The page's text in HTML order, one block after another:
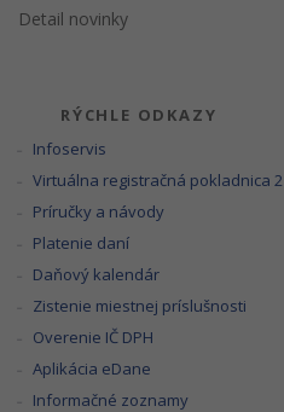
Detail novinky
RÝCHLE ODKAZY
Infoservis
Virtuálna registračná pokladnica 2
Príručky a návody
Platenie daní
Daňový kalendár
Zistenie miestnej príslušnosti
Overenie IČ DPH
Aplikácia eDane
Informačné zoznamy